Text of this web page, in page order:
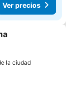
Ver precios
la ciudad